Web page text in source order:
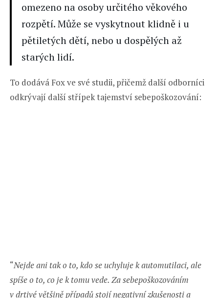
omezeno na osoby určitého věkového
rozpětí. Může se vyskytnout klidně i u
pětiletých dětí, nebo u dospělých až
starých lidí.
To dodává Fox ve své studii, přičemž další odborníci
odkrývají další střípek tajemství sebepoškozování:
“Nejde ani tak o to, kdo se uchyluje k automutilaci, ale
spíše o to, co je k tomu vede. Za sebepoškozováním
v drtivé většině případů stojí negativní zkušenosti a